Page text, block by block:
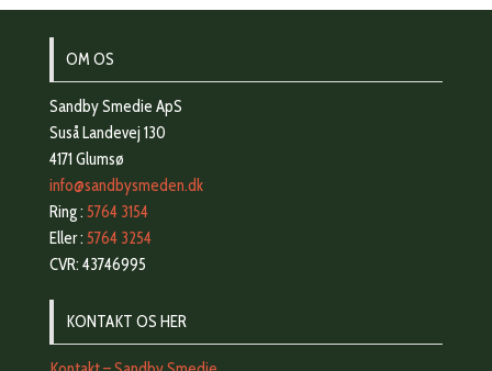
OM OS
Sandby Smedie ApS
Suså Landevej 130
4171 Glumsø
info@sandbysmeden.dk
Ring : 5764 3154
Eller : 5764 3254
CVR: 43746995
KONTAKT OS HER